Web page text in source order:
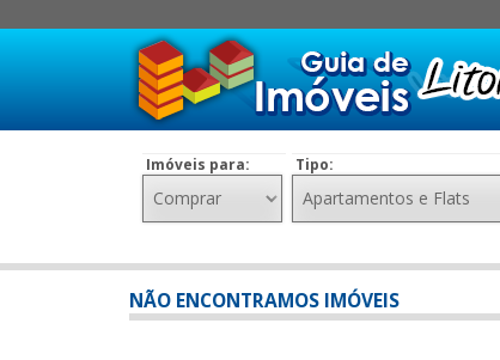
Imóveis para: Tipo:
NÃO ENCONTRAMOS IMÓVEIS